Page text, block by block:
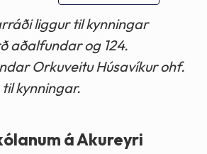
liggur til kynningar
aðalfundar og 124.
Orkuveitu Húsavíkur ohf.
kynningar.
á Akureyri